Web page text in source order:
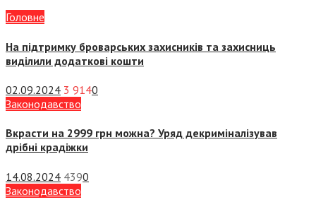
Головне
На підтримку броварських захисників та захисниць
виділили додаткові кошти
02.09.2024 3 9140
Законодавство
Вкрасти на 2999 грн можна? Уряд декриміналізував
дрібні крадіжки
14.08.2024 4390
Законодавство